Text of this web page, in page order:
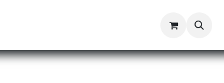
Trabajos